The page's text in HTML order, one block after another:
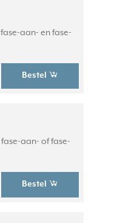
aan- en fase-
Bestel
aan- of fase-
Bestel